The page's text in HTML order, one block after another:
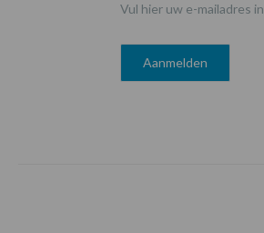
Vul hier uw e-mailadres in